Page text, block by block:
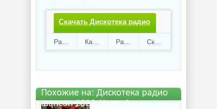
Скачать Дискотека радио
шансон 2026, Часть
81 34 821.98 Mb
Похожие на: Дискотека радио
шансон 2026, Часть 2